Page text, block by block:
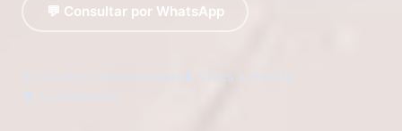
💬 Consultar por WhatsApp
🧳 Viajes a medida